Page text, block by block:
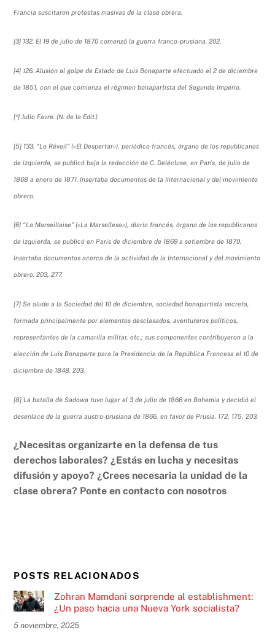
Francia suscitaron protestas masivas de la clase obrera.
[3] 132. El 19 de julio de 1870 comenzó la guerra franco-prusiana. 202.
[4] 126. Alusión al golpe de Estado de Luis Bonaparte efectuado el 2 de diciembre
de 1851, con el que comienza el régimen bonapartista del Segundo Imperio.
[*] Julio Favre. (N. de la Edit.)
[5] 133. “Le Réveil” («El Despertar»), periódico francés, órgano de los republicanos
de izquierda, se publicó bajo la redacción de C. Delécluse, en París, de julio de
1868 a enero de 1871. Insertaba documentos de la Internacional y del movimiento
obrero.
[6] “La Marseillaise” («La Marsellesa»), diario francés, órgano de los republicanos
de izquierda, se publicó en París de diciembre de 1869 a setiembre de 1870.
Insertaba documentos acerca de la actividad de la Internacional y del movimiento
obrero. 203, 277.
[7] Se alude a la Sociedad del 10 de diciembre, sociedad bonapartista secreta,
formada principalmente por elementos desclasados, aventureros políticos,
representantes de la camarilla militar, etc.; sus componentes contribuyeron a la
elección de Luis Bonaparte para la Presidencia de la República Francesa el 10 de
diciembre de 1848. 203.
[8] La batalla de Sadowa tuvo lugar el 3 de julio de 1866 en Bohemia y decidió el
desenlace de la guerra austro-prusiana de 1866, en favor de Prusia. 172, 175, 203.
¿Necesitas organizarte en la defensa de tus
derechos laborales? ¿Estás en lucha y necesitas
difusión y apoyo? ¿Crees necesaria la unidad de la
clase obrera? Ponte en contacto con nosotros
POSTS RELACIONADOS
Zohran Mamdani sorprende al establishment:
¿Un paso hacia una Nueva York socialista?
5 noviembre, 2025